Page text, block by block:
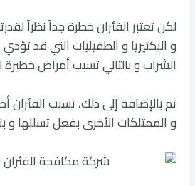
لكن تعتبر الفئران خطرة جداً نظراً
و البكتيريا و الطفيليات التي قد
الشراب و بالتالي تسبب أمراض خطيرة
ثم بالإضافة إلى ذلك، تسبب الفئران
و الممتلكات الأخرى بفعل تسللها و